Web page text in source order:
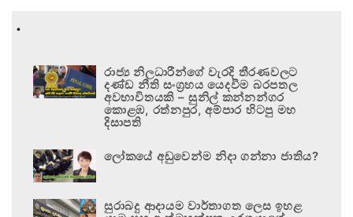
.
රාජ්‍ය නිලධාරීන්ගේ වැරදි තීරණවලට
දණ්ඩ නීති සංග්‍රහය යෙදවීම බරපතල
අවභාවිතයකි – සුනිල් කන්නන්ගර
කොළඹ, රත්නපුර, අම්පාර හිටපු මහ
දිසාපති
ලෝකයේ අඩුවෙන්ම නිදා ගන්නා ජාතිය?
සුරාබදු ආදායම වාර්තාගත ලෙස ඉහළ